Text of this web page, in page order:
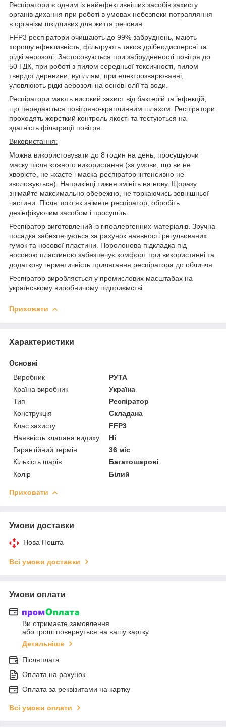
Респіратори є одним із найефективніших засобів захисту
органів дихання при роботі в умовах небезпеки потрапляння
в організм шкідливих для життя речовин.
FFP3 респіратори очищають до 99% забруднень, мають
хорошу ефективність, фільтрують також дрібнодисперсні та
рідкі аерозолі. Застосовуються при забрудненості повітря до
50 ГДК, при роботі з пилом середньої токсичності, пилом
твердої деревини, вугіллям, при електрозварюванні,
уловлюють рідкі аерозолі на основі олії та води.
Респіратори мають високий захист від бактерій та інфекцій,
що передаються повітряно-краплинним шляхом. Респіратори
проходять жорсткий контроль якості та тестуються на
здатність фільтрації повітря.
Використання:
Можна використовувати до 8 годин на день, просушуючи
маску після кожного використання (за умови, що ви не
хворієте, не чхаєте і маска-респіратор інтенсивно не
зволожується). Наприкінці тижня змініть на нову. Щоразу
знімайте максимально обережно, не торкаючись зовнішньої
частини. Після того як знімете респіратор, обробіть
дезінфікуючим засобом і просушіть.
Респіратор виготовлений із гіпоалергенних матеріалів. Зручна
посадка забезпечується за рахунок наявності регульованих
гумок та носової пластини. Поролонова підкладка під
носовою пластиною забезпечує комфорт при використанні та
додаткову герметичність прилягання респіратора до обличчя.
Респіратор виробляється у промислових масштабах на
українському виробничому підприємстві.
Приховати
Характеристики
Основні
Виробник
РУТА
Країна виробник
Україна
Тип
Респіратор
Конструкція
Складана
Клас захисту
FFP3
Наявність клапана видиху
Ні
Гарантійний термін
36 міс
Кількість шарів
Багатошарові
Колір
Білий
Приховати
Умови доставки
Нова Пошта
Всі умови доставки
Умови оплати
Ви отримаєте замовлення
або гроші повернуться на вашу картку
Детальніше
Післяплата
Оплата на рахунок
Оплата за реквізитами на картку
Всі умови оплати